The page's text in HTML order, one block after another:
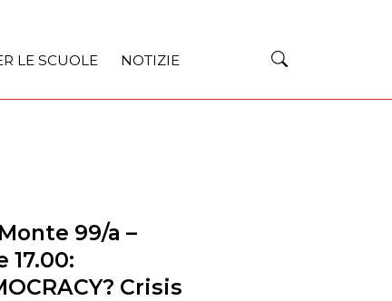
LE SCUOLE
NOTIZIE
99/a –
17.00:
Crisis